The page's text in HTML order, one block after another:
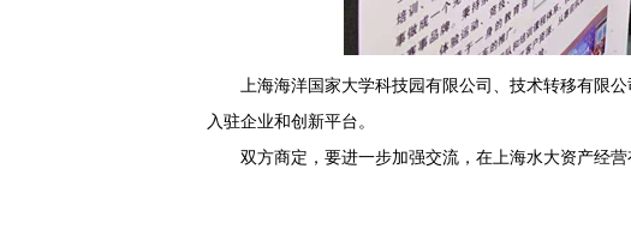
上海海洋国家大学科技园有限公司、技术转移有限
入驻企业和创新平台。
双方商定，要进一步加强交流，在上海水大资产经